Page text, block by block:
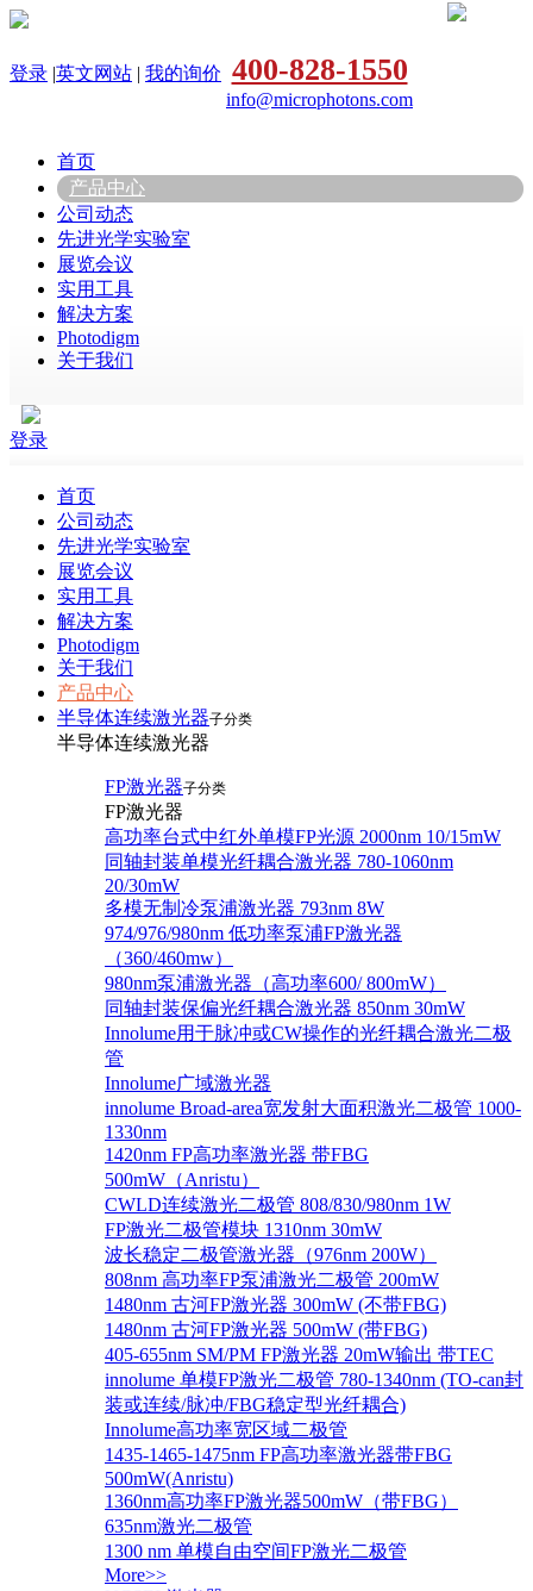
登录 |英文网站 | 我的询价 400-828-1550
info@microphotons.com
首页
产品中心
公司动态
先进光学实验室
展览会议
实用工具
解决方案
Photodigm
关于我们
登录
首页
公司动态
先进光学实验室
展览会议
实用工具
解决方案
Photodigm
关于我们
产品中心
半导体连续激光器子分类
半导体连续激光器
FP激光器子分类
FP激光器
高功率台式中红外单模FP光源 2000nm 10/15mW
同轴封装单模光纤耦合激光器 780-1060nm
20/30mW
多模无制冷泵浦激光器 793nm 8W
974/976/980nm 低功率泵浦FP激光器
（360/460mw）
980nm泵浦激光器（高功率600/ 800mW）
同轴封装保偏光纤耦合激光器 850nm 30mW
Innolume用于脉冲或CW操作的光纤耦合激光二极
管
Innolume广域激光器
innolume Broad-area宽发射大面积激光二极管 1000-
1330nm
1420nm FP高功率激光器 带FBG
500mW（Anristu）
CWLD连续激光二极管 808/830/980nm 1W
FP激光二极管模块 1310nm 30mW
波长稳定二极管激光器（976nm 200W）
808nm 高功率FP泵浦激光二极管 200mW
1480nm 古河FP激光器 300mW (不带FBG)
1480nm 古河FP激光器 500mW (带FBG)
405-655nm SM/PM FP激光器 20mW输出 带TEC
innolume 单模FP激光二极管 780-1340nm (TO-can封
装或连续/脉冲/FBG稳定型光纤耦合)
Innolume高功率宽区域二极管
1435-1465-1475nm FP高功率激光器带FBG
500mW(Anristu)
1360nm高功率FP激光器500mW（带FBG）
635nm激光二极管
1300 nm 单模自由空间FP激光二极管
More>>